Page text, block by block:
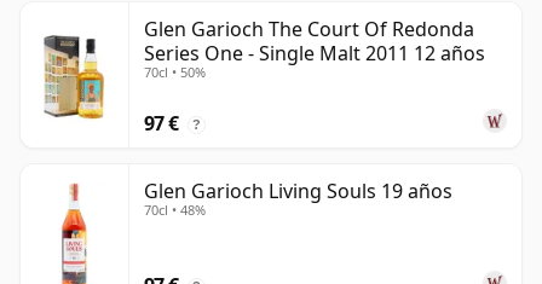
Glen Garioch The Court Of Redonda
Series One - Single Malt 2011 12 años
70cl • 50%
97 € ?
Glen Garioch Living Souls 19 años
70cl • 48%